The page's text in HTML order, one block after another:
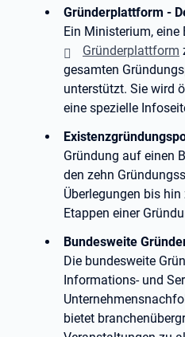
Gründerplattform -
Ein Ministerium,
Gründerplattform
gesamten
unterstützt. Sie wird
eine spezielle
Gründung auf einen
den zehn
Überlegungen bis
Etappen einer
Bundesweite
Die bundesweite
Informations- und
bietet